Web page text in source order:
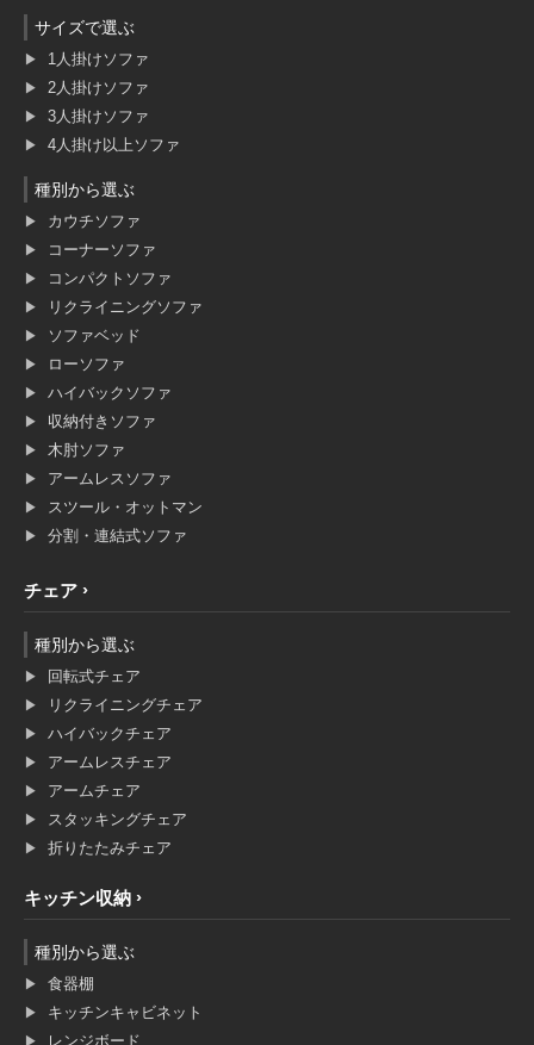
サイズで選ぶ
1人掛けソファ
2人掛けソファ
3人掛けソファ
4人掛け以上ソファ
種別から選ぶ
カウチソファ
コーナーソファ
コンパクトソファ
リクライニングソファ
ソファベッド
ローソファ
ハイバックソファ
収納付きソファ
木肘ソファ
アームレスソファ
スツール・オットマン
分割・連結式ソファ
チェア
種別から選ぶ
回転式チェア
リクライニングチェア
ハイバックチェア
アームレスチェア
アームチェア
スタッキングチェア
折りたたみチェア
キッチン収納
種別から選ぶ
食器棚
キッチンキャビネット
レンジボード